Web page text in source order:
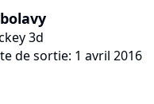
3d
de sortie: 1 avril 2016